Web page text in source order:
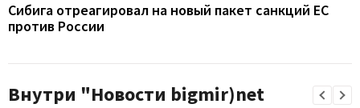
Сибига отреагировал на новый пакет санкций ЕС
против России
Внутри "Новости bigmir)net